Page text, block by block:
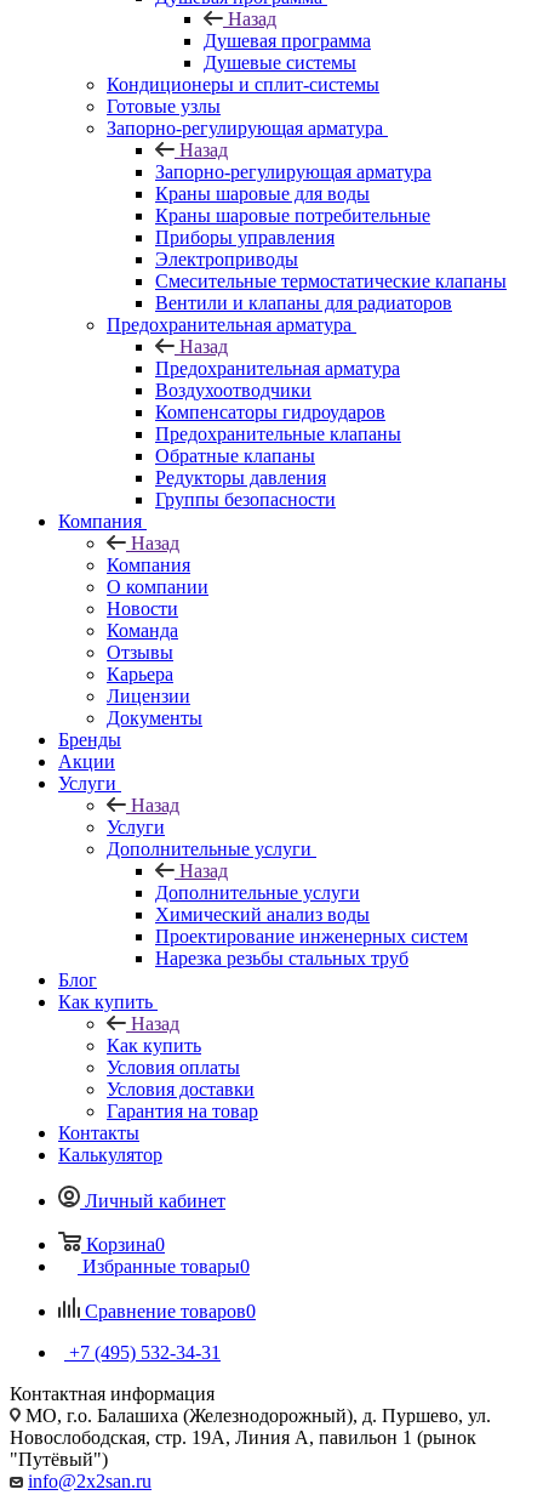
Назад
Душевая программа
Душевые системы
Кондиционеры и сплит-системы
Готовые узлы
Запорно-регулирующая арматура
Назад
Запорно-регулирующая арматура
Краны шаровые для воды
Краны шаровые потребительные
Приборы управления
Электроприводы
Смесительные термостатические клапаны
Вентили и клапаны для радиаторов
Предохранительная арматура
Назад
Предохранительная арматура
Воздухоотводчики
Компенсаторы гидроударов
Предохранительные клапаны
Обратные клапаны
Редукторы давления
Группы безопасности
Компания
Назад
Компания
О компании
Новости
Команда
Отзывы
Карьера
Лицензии
Документы
Бренды
Акции
Услуги
Назад
Услуги
Дополнительные услуги
Назад
Дополнительные услуги
Химический анализ воды
Проектирование инженерных систем
Нарезка резьбы стальных труб
Блог
Как купить
Назад
Как купить
Условия оплаты
Условия доставки
Гарантия на товар
Контакты
Калькулятор
Личный кабинет
Корзина0
Избранные товары0
Сравнение товаров0
+7 (495) 532‑34‑31
Контактная информация
МО, г.о. Балашиха (Железнодорожный), д. Пуршево, ул.
Новослободская, стр. 19А, Линия А, павильон 1 (рынок
"Путёвый")
info@2x2san.ru